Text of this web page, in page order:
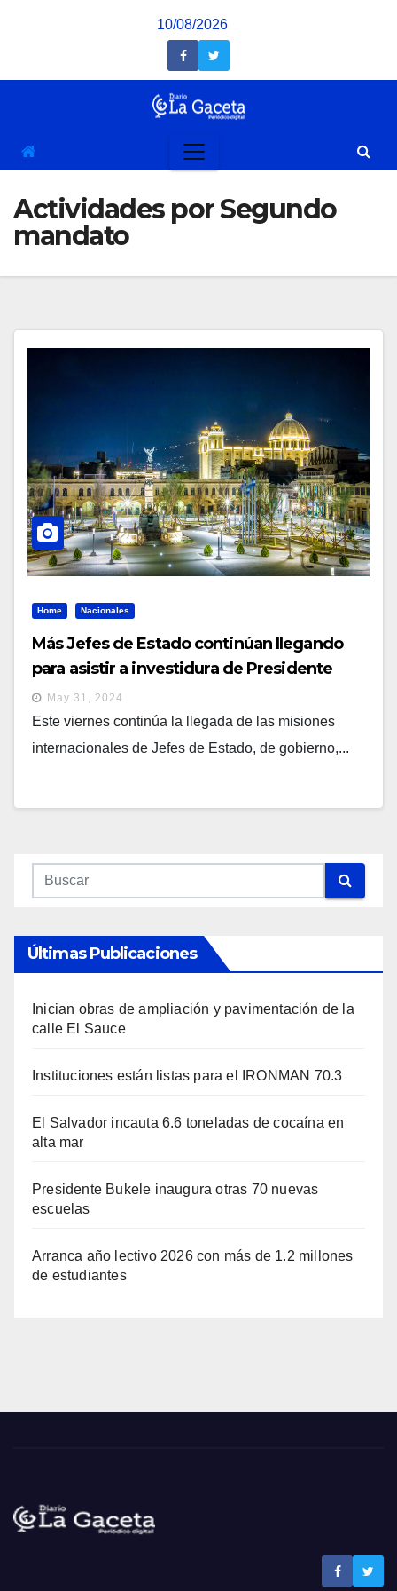
10/08/2026
Actividades por Segundo
mandato
Home Nacionales
Más Jefes de Estado continúan llegando
para asistir a investidura de Presidente
Nayib Bukele
May 31, 2024
Este viernes continúa la llegada de las misiones
internacionales de Jefes de Estado, de gobierno,...
Últimas Publicaciones
Inician obras de ampliación y pavimentación de la
calle El Sauce
Instituciones están listas para el IRONMAN 70.3
El Salvador incauta 6.6 toneladas de cocaína en
alta mar
Presidente Bukele inaugura otras 70 nuevas
escuelas
Arranca año lectivo 2026 con más de 1.2 millones
de estudiantes